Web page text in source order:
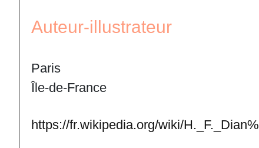
Auteur-illustrateur
Paris
Île-de-France
https://fr.wikipedia.org/wiki/